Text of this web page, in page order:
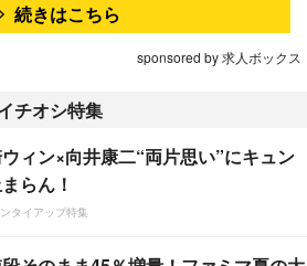
続きはこちら
sponsored by 求人ボックス
チオシ特集
ィン×向井康二“両片思い”にキュン
らん！
タイアップ特集